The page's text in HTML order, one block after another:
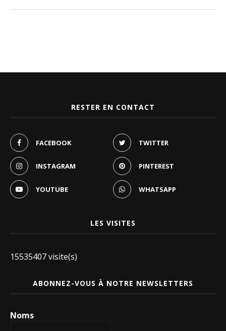
RESTER EN CONTACT
FACEBOOK TWITTER
INSTAGRAM PINTEREST
YOUTUBE WHATSAPP
LES VISITES
15535407 visite(s)
ABONNEZ-VOUS À NOTRE NEWSLETTERS
Noms